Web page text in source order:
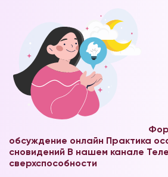
обсуждение онлайн Практика
сновидений В нашем канале
сверхспособности